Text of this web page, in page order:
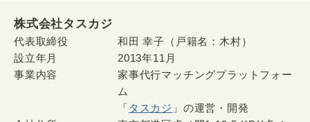
株式会社タスカジ
代表取締役
和田 幸子（戸籍名：木村）
設立年月
2013年11月
事業内容
家事代行マッチングプラットフォー
ム
「 タスカジ 」の運営・開発